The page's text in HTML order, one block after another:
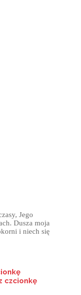
Jego
Dusza moja
i niech się
czcionkę